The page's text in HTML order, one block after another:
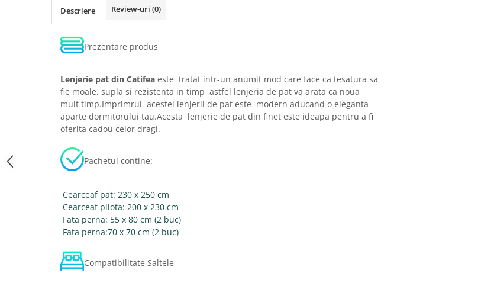
Descriere Review-uri (0)
Prezentare produs
Lenjerie pat din Catifea este tratat intr-un anumit mod care face ca tesatura sa
fie moale, supla si rezistenta in timp ,astfel lenjeria de pat va arata ca noua
mult timp.Imprimrul acestei lenjerii de pat este modern aducand o eleganta
aparte dormitorului tau.Acesta lenjerie de pat din finet este ideapa pentru a fi
oferita cadou celor dragi.
Pachetul contine:
Cearceaf pat: 230 x 250 cm
Cearceaf pilota: 200 x 230 cm
Fata perna: 55 x 80 cm (2 buc)
Fata perna:70 x 70 cm (2 buc)
Compatibilitate Saltele